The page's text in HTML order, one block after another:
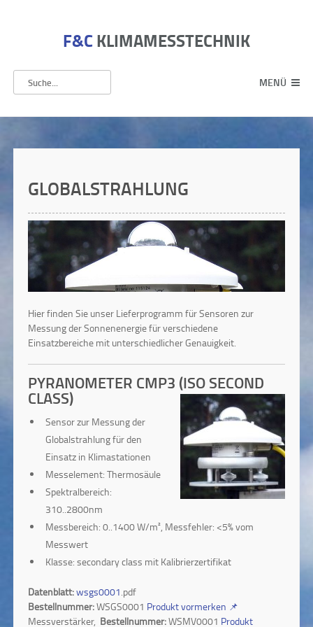
F&C KLIMAMESSTECHNIK
MENÜ
GLOBALSTRAHLUNG
Hier finden Sie unser Lieferprogramm für Sensoren zur
Messung der Sonnenenergie für verschiedene
Einsatzbereiche mit unterschiedlicher Genauigkeit.
PYRANOMETER CMP3 (ISO SECOND
CLASS)
Sensor zur Messung der
Globalstrahlung für den
Einsatz in Klimastationen
Messelement: Thermosäule
Spektralbereich:
310..2800nm
Messbereich: 0..1400 W/m², Messfehler: <5% vom
Messwert
Klasse: secondary class mit Kalibrierzertifikat
Datenblatt:wsgs0001.pdf
Bestellnummer:WSGS0001 Produkt vormerken 📌
Messverstärker, Bestellnummer:WSMV0001 Produkt